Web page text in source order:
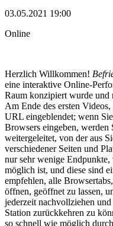
03.05.2021 19:00
Online
Herzlich Willkommen!
eine interaktive Online-
Raum konzipiert wurde
Am Ende des ersten Videos,
URL eingeblendet; wenn
Browsers eingeben, werden
weitergeleitet, von der aus
verschiedener Seiten und
nur sehr wenige
möglich ist, und diese sind
empfehlen, alle
öffnen, geöffnet zu lassen,
jederzeit nachvollziehen
Station zurückkehren zu
so schnell wie möglich